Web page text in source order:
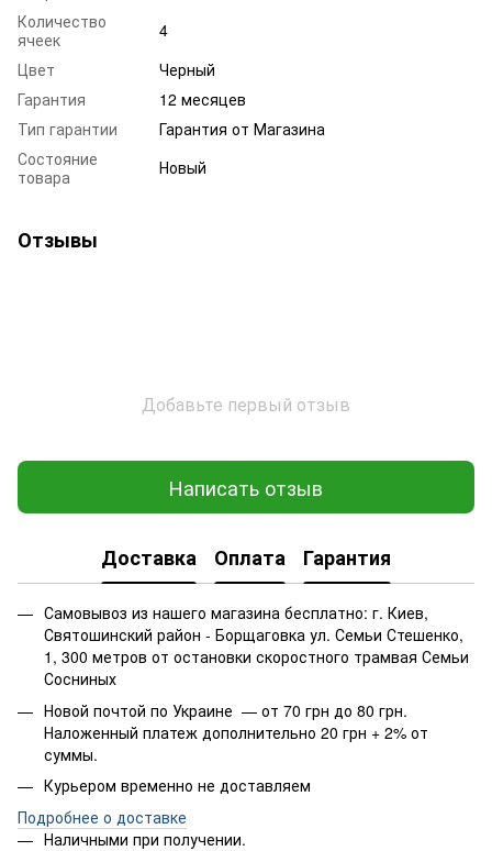
Количество
ячеек
4
Цвет
Черный
Гарантия
12 месяцев
Тип гарантии
Гарантия от Магазина
Состояние
товара
Новый
Отзывы
Добавьте первый отзыв
Написать отзыв
Доставка Оплата Гарантия
Самовывоз из нашего магазина бесплатно: г. Киев,
Святошинский район - Борщаговка ул. Семьи Стешенко,
1, 300 метров от остановки скоростного трамвая Семьи
Сосниных
Новой почтой по Украине — от 70 грн до 80 грн.
Наложенный платеж дополнительно 20 грн + 2% от
суммы.
Курьером временно не доставляем
Подробнее о доставке
Наличными при получении.